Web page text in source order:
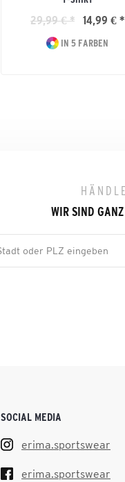
29,99 € * 14,99 € *
IN 5 FARBEN
WIR SIND
SOCIAL MEDIA
erima.sportswear
erima.sportswear